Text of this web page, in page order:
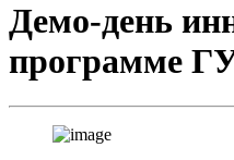
Демо-день
программе